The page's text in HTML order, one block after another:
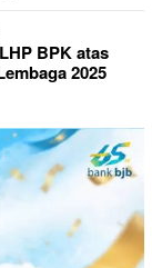
BPK atas
2025